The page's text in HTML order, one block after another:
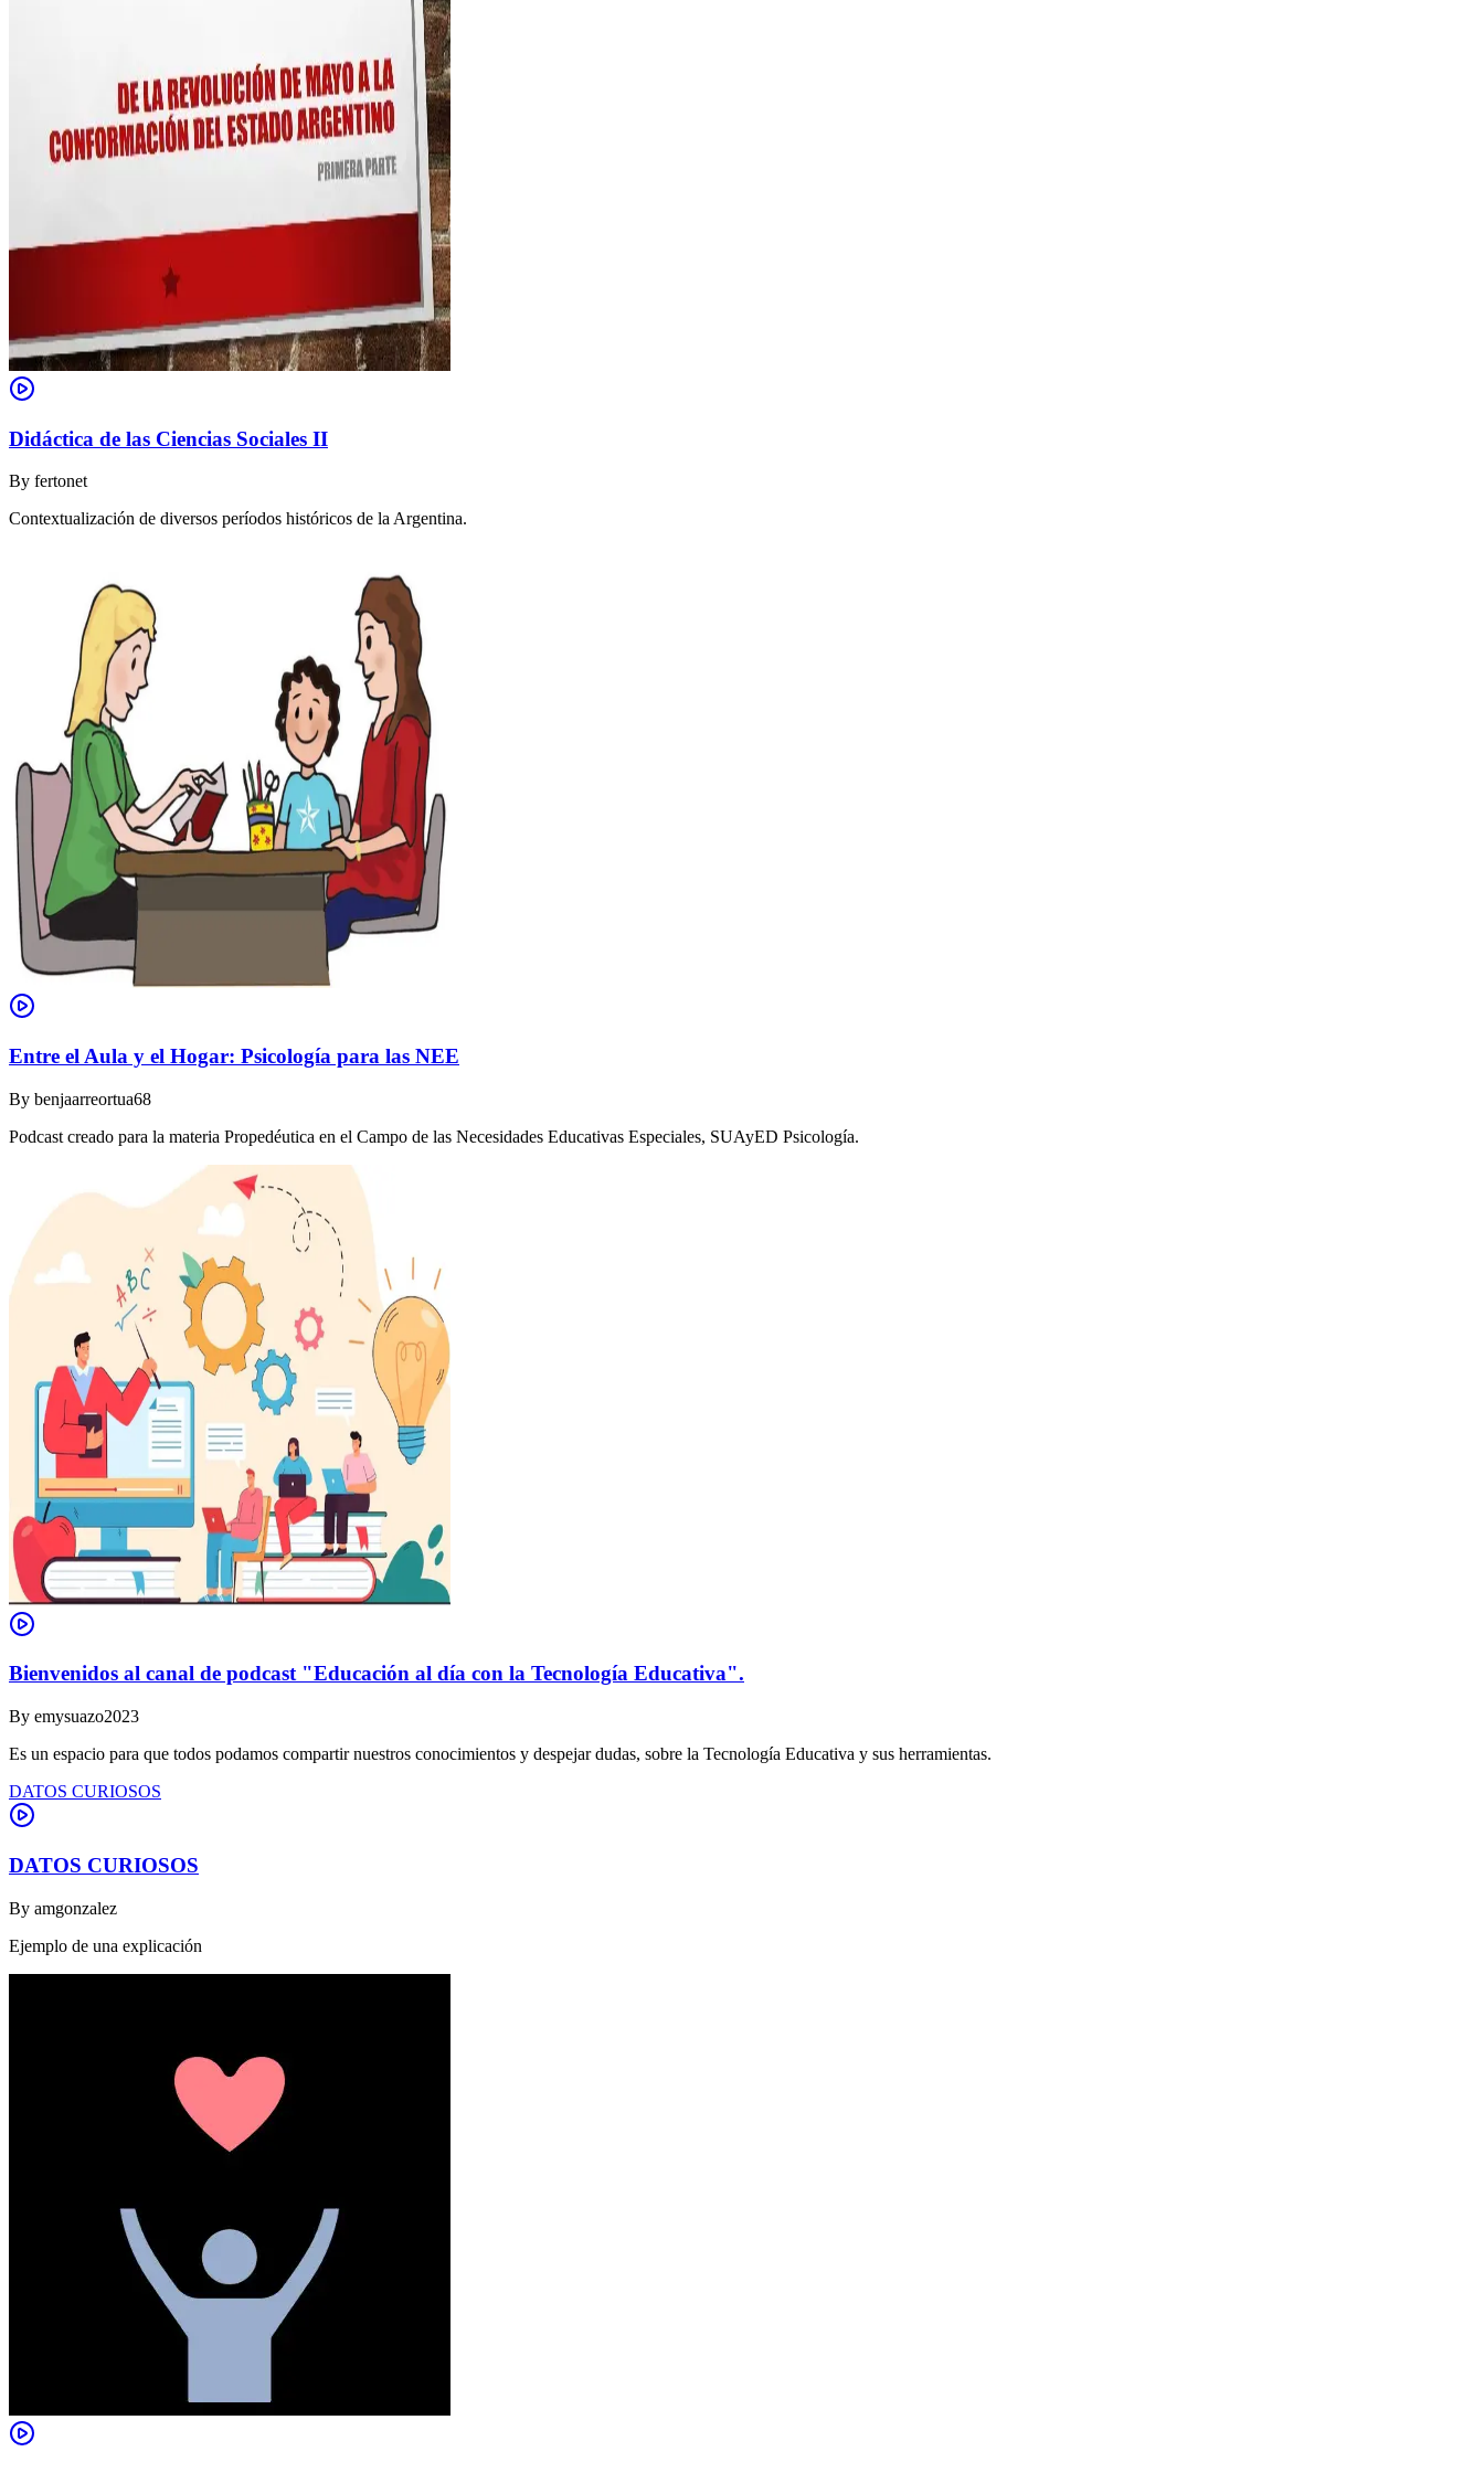
Didáctica de las Ciencias Sociales II
By fertonet
Contextualización de diversos períodos históricos de la Argentina.
Entre el Aula y el Hogar: Psicología para las NEE
By benjaarreortua68
Podcast creado para la materia Propedéutica en el Campo de las Necesidades Educativas Especiales, SUAyED Psicología.
Bienvenidos al canal de podcast "Educación al día con la Tecnología Educativa".
By emysuazo2023
Es un espacio para que todos podamos compartir nuestros conocimientos y despejar dudas, sobre la Tecnología Educativa y sus herramientas.
DATOS CURIOSOS
DATOS CURIOSOS
By amgonzalez
Ejemplo de una explicación